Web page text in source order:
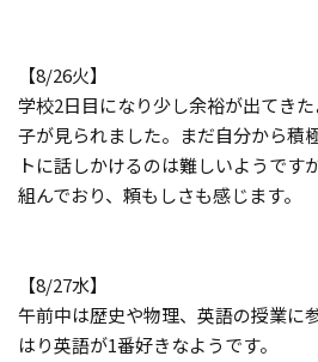
【8/26火】
学校2日目になり少し余裕が出てき
子が見られました。まだ自分から積
トに話しかけるのは難しいようです
組んでおり、頼もしさも感じます。
【8/27水】
午前中は歴史や物理、英語の授業に
はり英語が1番好きなようです。